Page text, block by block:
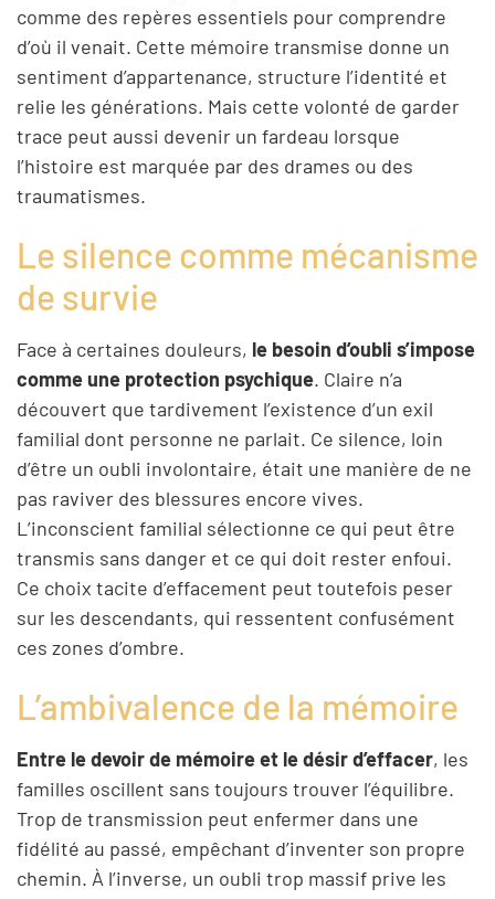
comme des repères essentiels pour comprendre
d’où il venait. Cette mémoire transmise donne un
sentiment d’appartenance, structure l’identité et
relie les générations. Mais cette volonté de garder
trace peut aussi devenir un fardeau lorsque
l’histoire est marquée par des drames ou des
traumatismes.
Le silence comme mécanisme
de survie
Face à certaines douleurs, le besoin d’oubli s’impose
comme une protection psychique. Claire n’a
découvert que tardivement l’existence d’un exil
familial dont personne ne parlait. Ce silence, loin
d’être un oubli involontaire, était une manière de ne
pas raviver des blessures encore vives.
L’inconscient familial sélectionne ce qui peut être
transmis sans danger et ce qui doit rester enfoui.
Ce choix tacite d’effacement peut toutefois peser
sur les descendants, qui ressentent confusément
ces zones d’ombre.
L’ambivalence de la mémoire
Entre le devoir de mémoire et le désir d’effacer, les
familles oscillent sans toujours trouver l’équilibre.
Trop de transmission peut enfermer dans une
fidélité au passé, empêchant d’inventer son propre
chemin. À l’inverse, un oubli trop massif prive les